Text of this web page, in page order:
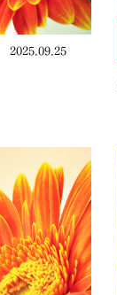
2025.09.25